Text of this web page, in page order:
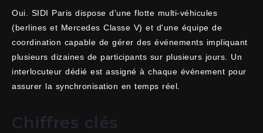
Oui. SIDI Paris dispose d'une flotte multi-véhicules
(berlines et Mercedes Classe V) et d'une équipe de
coordination capable de gérer des événements impliquant
plusieurs dizaines de participants sur plusieurs jours. Un
interlocuteur dédié est assigné à chaque événement pour
assurer la synchronisation en temps réel.
Chiffres clés